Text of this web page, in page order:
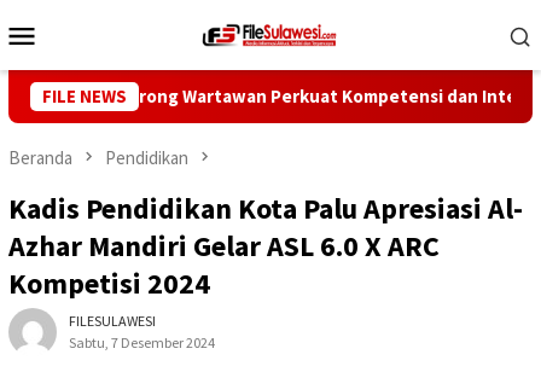
ke
Mobile
FILE NEWS
Pers Dorong Wartawan Perkuat Kompetensi dan Integritas di
Beranda Pendidikan
Kadis Pendidikan Kota Palu Apresiasi Al-
Azhar Mandiri Gelar ASL 6.0 X ARC
Kompetisi 2024
FILESULAWESI
Sabtu, 7 Desember 2024